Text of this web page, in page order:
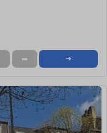
➦ ➜